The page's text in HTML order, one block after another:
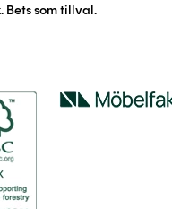
Bets som tillval.